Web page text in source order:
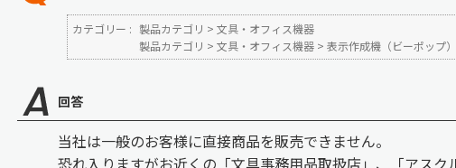
カテゴリー : 製品カテゴリ > 文具・オフィス機器
製品カテゴリ > 文具・オフィス機器 > 表示作成機（ビーポップ）
回答
当社は一般のお客様に直接商品を販売できません。
恐れ入りますがお近くの「文具事務用品取扱店」、「アス